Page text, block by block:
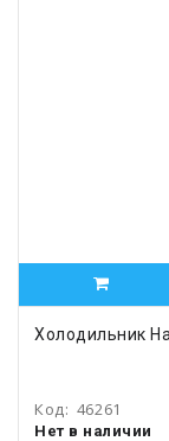
Холодильник
Код: 46261
Нет в наличии